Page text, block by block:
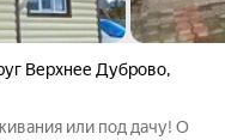
Верхнее Дуброво,
или под дачу! О